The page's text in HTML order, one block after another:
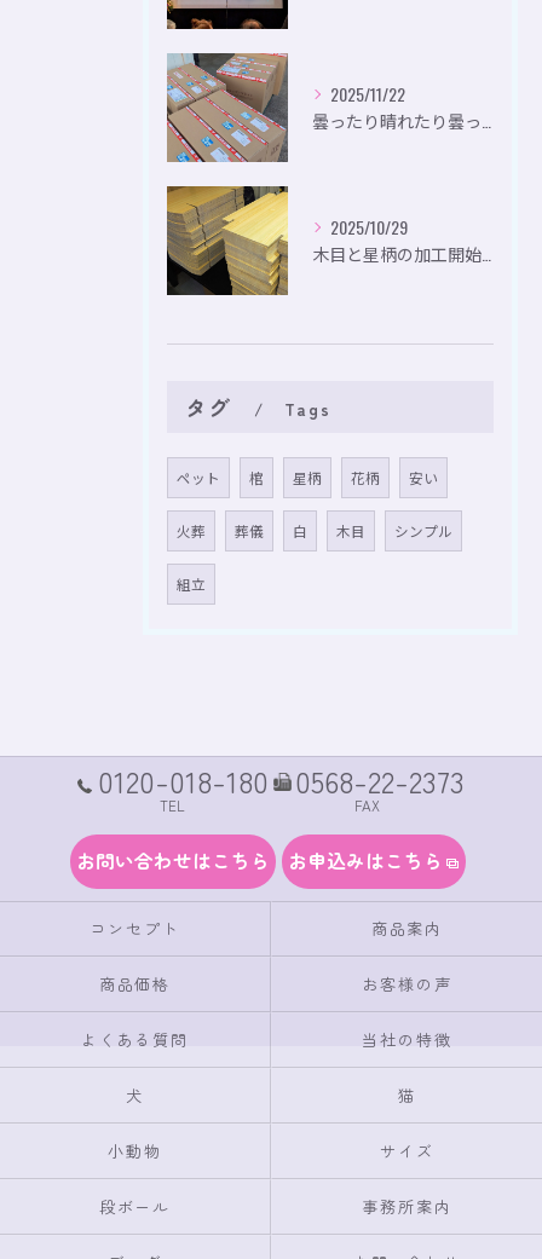
2025/11/22
2025/10/29
タグ Tags
ペット 棺 星柄 花柄 安い
火葬 葬儀 白 木目 シンプル
組立
0120-018-180
TEL
0568-22-2373
FAX
お問い合わせはこちら お申込みはこちら
コンセプト 商品案内
商品価格 お客様の声
よくある質問 当社の特徴
犬 猫
小動物 サイズ
段ボール 事務所案内